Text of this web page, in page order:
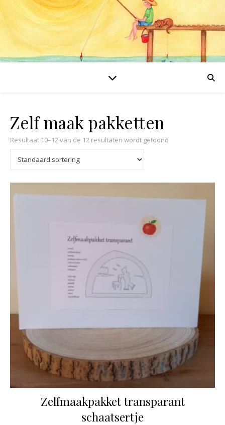
Zelf maak pakketten
Resultaat 10–12 van de 12 resultaten wordt getoond
Zelfmaakpakket transparant
schaatsertje